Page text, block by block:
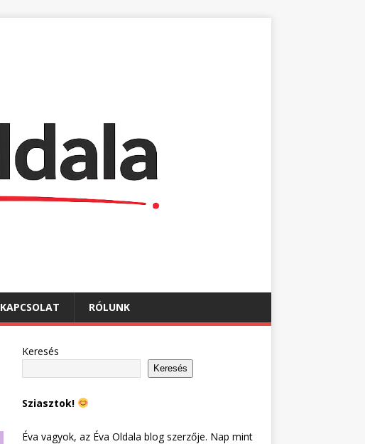
KAPCSOLAT RÓLUNK
Keresés
Keresés
Sziasztok!
Éva vagyok, az Éva Oldala blog szerzője. Nap mint